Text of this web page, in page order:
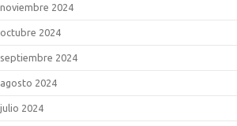
noviembre 2024
octubre 2024
septiembre 2024
agosto 2024
julio 2024